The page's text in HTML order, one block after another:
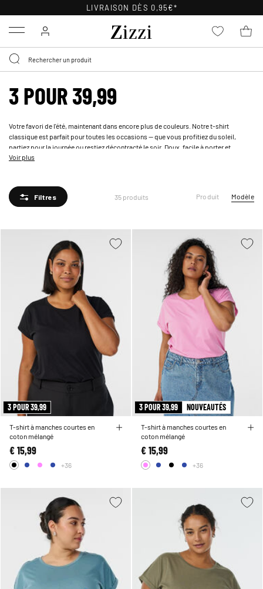
LIVRAISON DÈS 0,95€*
Menu
3 POUR 39,99
Votre favori de l'été, maintenant dans encore plus de couleurs. Notre t-shirt
classique est parfait pour toutes les occasions — que vous profitiez du soleil,
partiez pour la journée ou restiez décontracté le soir. Doux, facile à porter et
disponible dans une gamme de nuances à mélanger, assortir et s'approprier.
Voir plus
Filtres 35 produits Produit Modèle
3 POUR 39,99
T-shirt à manches courtes en
coton mélangé
€ 15,99
+36
3 POUR 39,99 NOUVEAUTÉS
T-shirt à manches courtes en
coton mélangé
€ 15,99
+36